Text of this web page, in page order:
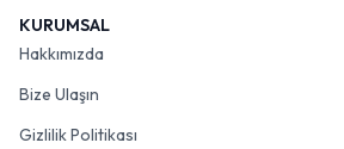
KURUMSAL
Hakkımızda
Bize Ulaşın
Gizlilik Politikası